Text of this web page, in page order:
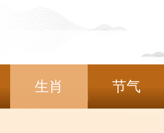
生肖 节气